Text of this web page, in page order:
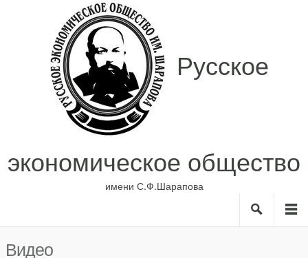
Русское
экономическое общество
имени С.Ф.Шарапова
Search
О нас
Видео